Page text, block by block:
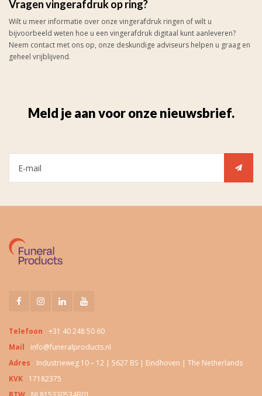
Vragen vingerafdruk op ring?
Wilt u meer informatie over onze vingerafdruk ringen of wilt u
bijvoorbeeld weten hoe u een vingerafdruk digitaal kunt aanleveren?
Neem contact met ons op, onze deskundige adviseurs helpen u graag en
geheel vrijblijvend.
Meld je aan voor onze nieuwsbrief.
Telefoon
+31 40 248 50 60
Mail
info@funeralproducts.nl
Adres
Industrieweg 10 – 12 | 5627 BS | Eindhoven | The Netherlands
KVK
17182375